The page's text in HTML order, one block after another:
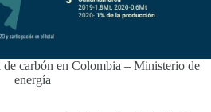
carbón en Colombia – Ministerio de
energía